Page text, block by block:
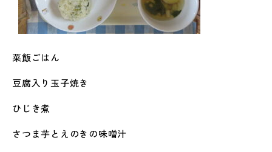
菜飯ごはん
豆腐入り玉子焼き
ひじき煮
さつま芋とえのきの味噌汁